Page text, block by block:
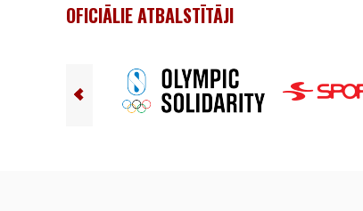
OFICIĀLIE ATBALSTĪTĀJI